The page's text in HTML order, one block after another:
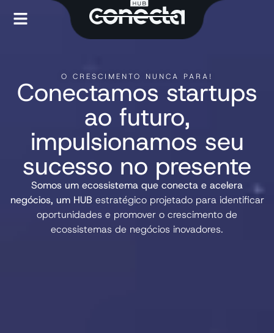
O CRESCIMENTO NUNCA PARA!
Conectamos startups
ao futuro,
impulsionamos seu
sucesso no presente
Somos um ecossistema que conecta e acelera
negócios, um HUB estratégico projetado para identificar
oportunidades e promover o crescimento de
ecossistemas de negócios inovadores.